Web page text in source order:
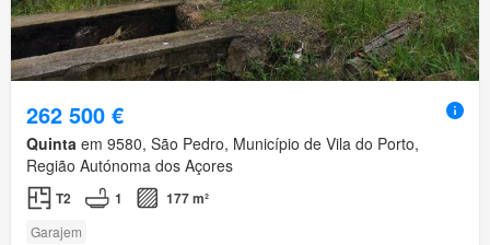
262 500 €
Quinta em 9580, São Pedro, Município de Vila do Porto,
Região Autónoma dos Açores
T2 1 177 m²
Garajem